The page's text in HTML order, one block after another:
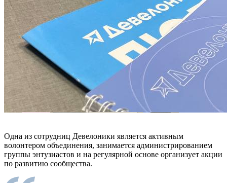
Одна из сотрудниц Девелоники является активным
волонтером объединения, занимается администрированием
группы энтузиастов и на регулярной основе организует акции
по развитию сообщества.